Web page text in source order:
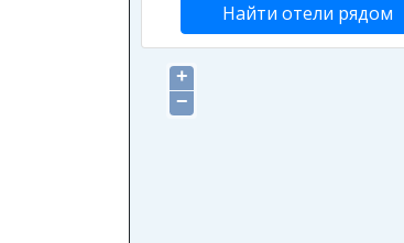
Найти отели рядом
+
−